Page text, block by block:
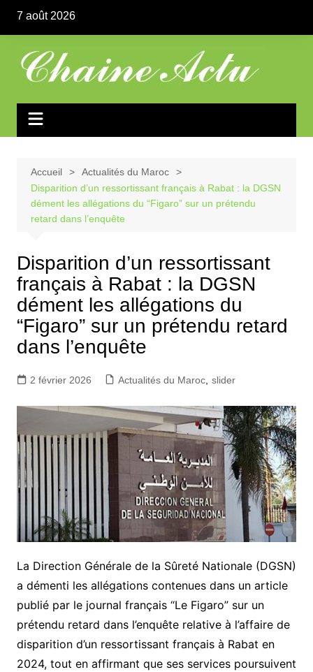
contenu
7 août 2026
Accueil
Actualités du Maroc
Disparition d’un ressortissant français à Rabat : la DGSN
dément les allégations du “Figaro” sur un prétendu
retard dans l’enquête
Disparition d’un ressortissant
français à Rabat : la DGSN
dément les allégations du
“Figaro” sur un prétendu retard
dans l’enquête
2 février 2026 Actualités du Maroc, slider
La Direction Générale de la Sûreté Nationale (DGSN)
a démenti les allégations contenues dans un article
publié par le journal français “Le Figaro” sur un
prétendu retard dans l’enquête relative à l’affaire de
disparition d’un ressortissant français à Rabat en
2024, tout en affirmant que ses services poursuivent